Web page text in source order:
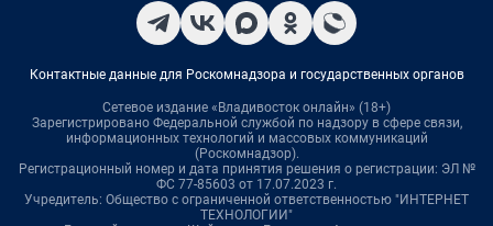
Контактные данные для Роскомнадзора и государственных органов
Сетевое издание «Владивосток онлайн» (18+)
Зарегистрировано Федеральной службой по надзору в сфере связи,
информационных технологий и массовых коммуникаций
(Роскомнадзор).
Регистрационный номер и дата принятия решения о регистрации: ЭЛ №
ФС 77-85603 от 17.07.2023 г.
Учредитель: Общество с ограниченной ответственностью "ИНТЕРНЕТ
ТЕХНОЛОГИИ"